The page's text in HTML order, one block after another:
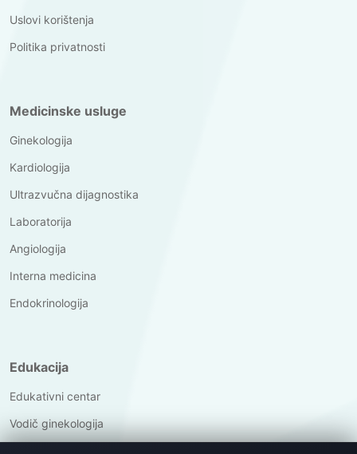
Uslovi korištenja
Politika privatnosti
Medicinske usluge
Ginekologija
Kardiologija
Ultrazvučna dijagnostika
Laboratorija
Angiologija
Interna medicina
Endokrinologija
Edukacija
Edukativni centar
Vodič ginekologija